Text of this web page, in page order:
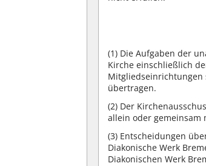
(1) Die Aufgaben der
Kirche einschließlich
Mitgliedseinrichtungen
übertragen.
(2) Der
allein oder gemeinsam
(3) Entscheidungen
Diakonische Werk
Diakonischen Werk